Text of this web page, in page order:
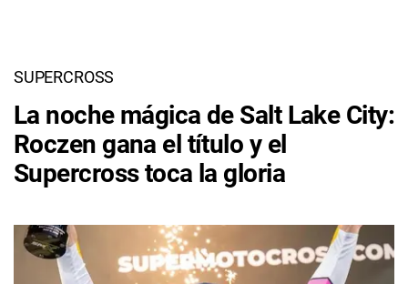
SUPERCROSS
La noche mágica de Salt Lake City:
Roczen gana el título y el
Supercross toca la gloria